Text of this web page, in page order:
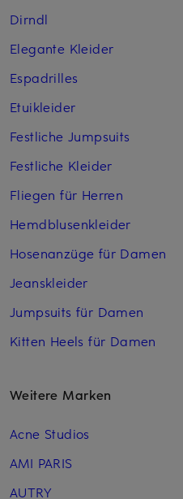
Dirndl
Elegante Kleider
Espadrilles
Etuikleider
Festliche Jumpsuits
Festliche Kleider
Fliegen für Herren
Hemdblusenkleider
Hosenanzüge für Damen
Jeanskleider
Jumpsuits für Damen
Kitten Heels für Damen
Weitere Marken
Acne Studios
AMI PARIS
AUTRY